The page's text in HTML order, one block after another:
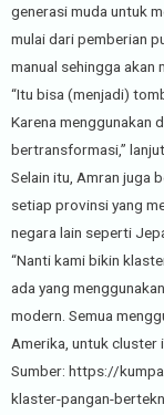
generasi muda untuk
mulai dari pemberian
manual sehingga akan
“Itu bisa (menjadi)
Karena menggunakan
bertransformasi,”
Selain itu, Amran juga
setiap provinsi yang
negara lain seperti
“Nanti kami bikin
ada yang
modern. Semua
Amerika, untuk cluster
Sumber: https://
klaster-pangan-